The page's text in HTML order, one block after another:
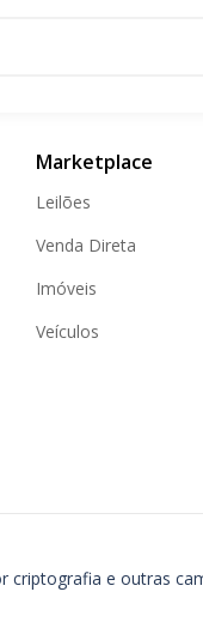
Marketplace
Leilões
Venda Direta
Imóveis
Veículos
criptografia e outras